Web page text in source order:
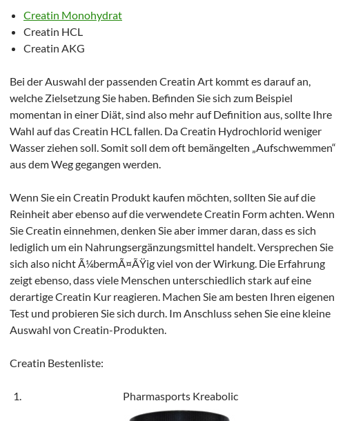
Creatin Monohydrat
Creatin HCL
Creatin AKG
Bei der Auswahl der passenden Creatin Art kommt es darauf an,
welche Zielsetzung Sie haben. Befinden Sie sich zum Beispiel
momentan in einer Diät, sind also mehr auf Definition aus, sollte Ihre
Wahl auf das Creatin HCL fallen. Da Creatin Hydrochlorid weniger
Wasser ziehen soll. Somit soll dem oft bemängelten „Aufschwemmen“
aus dem Weg gegangen werden.
Wenn Sie ein Creatin Produkt kaufen möchten, sollten Sie auf die
Reinheit aber ebenso auf die verwendete Creatin Form achten. Wenn
Sie Creatin einnehmen, denken Sie aber immer daran, dass es sich
lediglich um ein Nahrungsergänzungsmittel handelt. Versprechen Sie
sich also nicht Ã¼bermÃ¤ÃŸig viel von der Wirkung. Die Erfahrung
zeigt ebenso, dass viele Menschen unterschiedlich stark auf eine
derartige Creatin Kur reagieren. Machen Sie am besten Ihren eigenen
Test und probieren Sie sich durch. Im Anschluss sehen Sie eine kleine
Auswahl von Creatin-Produkten.
Creatin Bestenliste:
Pharmasports Kreabolic